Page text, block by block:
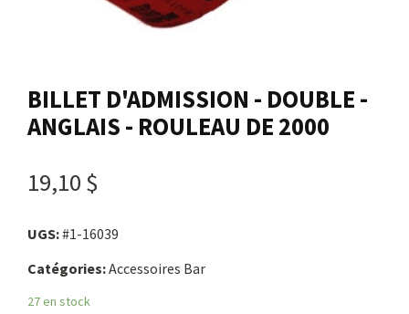
Panier
BILLET D'ADMISSION - DOUBLE -
ANGLAIS - ROULEAU DE 2000
19,10 $
UGS:#1-16039
Catégories:Accessoires Bar
27 en stock